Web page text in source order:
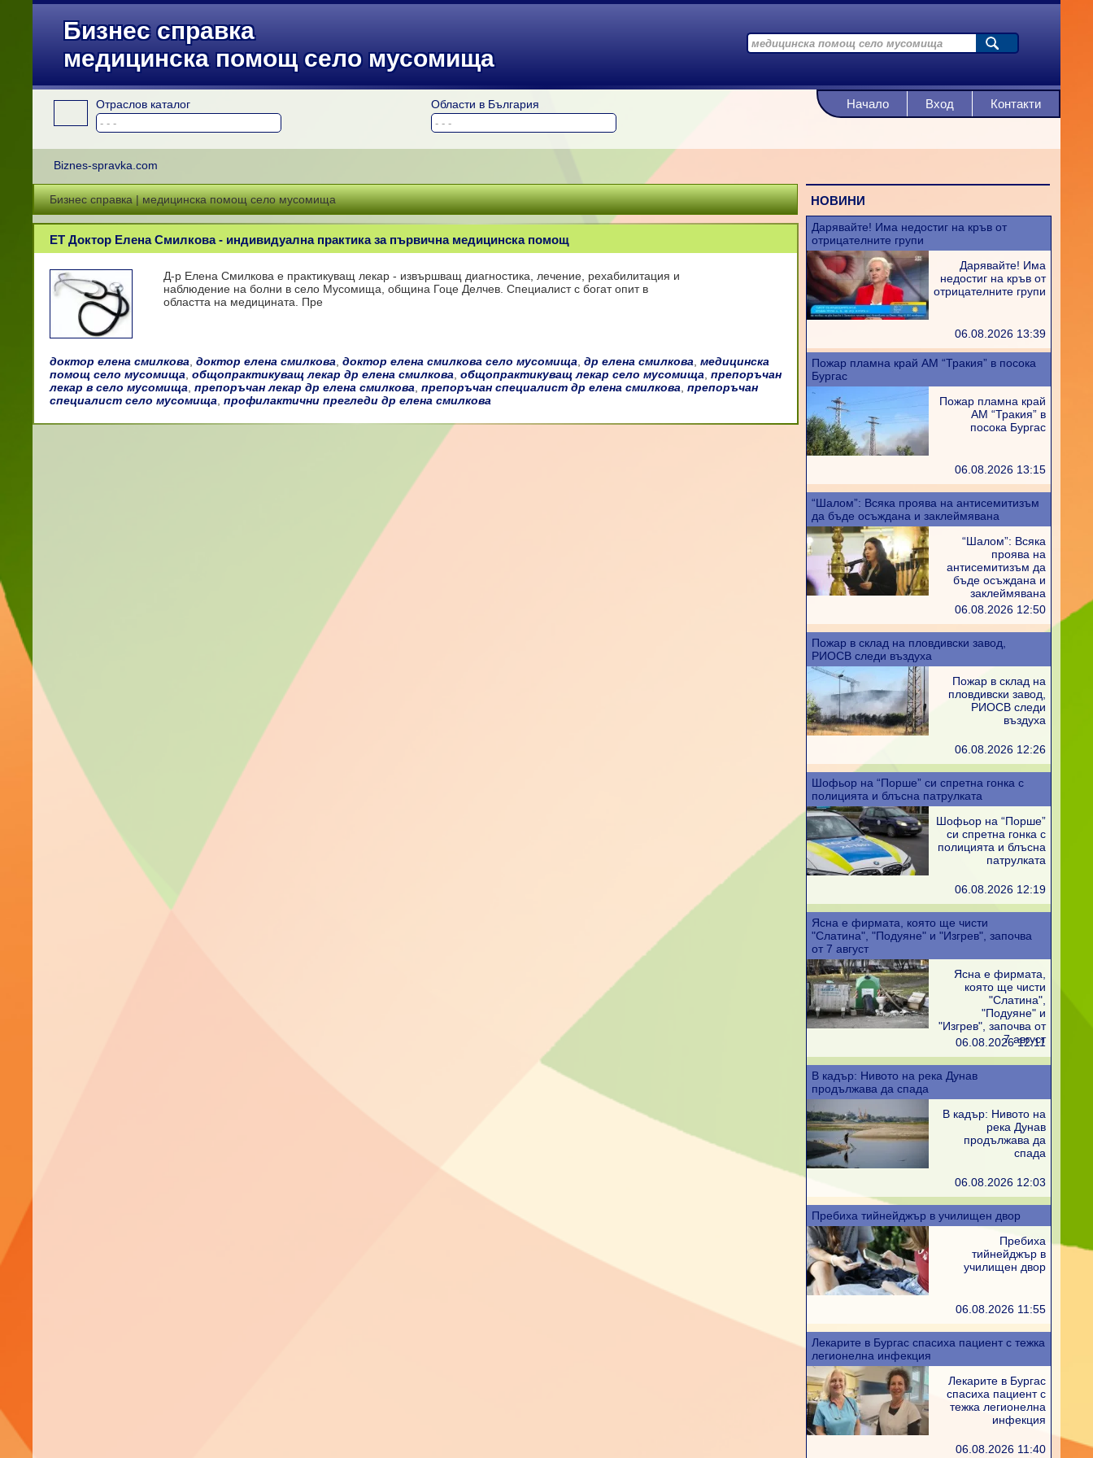
Бизнес справка
медицинска помощ село мусомища
Отраслов каталог Области в България Начало Вход Контакти
Biznes-spravka.com
Бизнес справка | медицинска помощ село мусомища
ЕТ Доктор Елена Смилкова - индивидуална практика за първична медицинска помощ
Д-р Елена Смилкова е практикуващ лекар - извършващ диагностика, лечение, рехабилитация и
наблюдение на болни в село Мусомища, община Гоце Делчев. Специалист с богат опит в
областта на медицината. Пре
доктор елена смилкова ,доктор елена смилкова ,доктор елена смилкова село мусомища ,др елена смилкова ,медицинска
помощ село мусомища ,общопрактикуващ лекар др елена смилкова ,общопрактикуващ лекар село мусомища ,препоръчан
лекар в село мусомища ,препоръчан лекар др елена смилкова ,препоръчан специалист др елена смилкова ,препоръчан
специалист село мусомища ,профилактични прегледи др елена смилкова
НОВИНИ
Дарявайте! Има недостиг на кръв от
отрицателните групи
Дарявайте! Има
недостиг на кръв от
отрицателните групи
06.08.2026 13:39
Пожар пламна край АМ “Тракия” в посока
Бургас
Пожар пламна край
АМ “Тракия” в
посока Бургас
06.08.2026 13:15
“Шалом”: Всяка проява на антисемитизъм
да бъде осъждана и заклеймявана
“Шалом”: Всяка
проява на
антисемитизъм да
бъде осъждана и
заклеймявана
06.08.2026 12:50
Пожар в склад на пловдивски завод,
РИОСВ следи въздуха
Пожар в склад на
пловдивски завод,
РИОСВ следи
въздуха
06.08.2026 12:26
Шофьор на “Порше” си спретна гонка с
полицията и блъсна патрулката
Шофьор на “Порше”
си спретна гонка с
полицията и блъсна
патрулката
06.08.2026 12:19
Ясна е фирмата, която ще чисти
"Слатина", "Подуяне" и "Изгрев", започва
от 7 август
Ясна е фирмата,
която ще чисти
"Слатина",
"Подуяне" и
"Изгрев", започва от
7 август
06.08.2026 12:11
В кадър: Нивото на река Дунав
продължава да спада
В кадър: Нивото на
река Дунав
продължава да
спада
06.08.2026 12:03
Пребиха тийнейджър в училищен двор
Пребиха
тийнейджър в
училищен двор
06.08.2026 11:55
Лекарите в Бургас спасиха пациент с тежка
легионелна инфекция
Лекарите в Бургас
спасиха пациент с
тежка легионелна
инфекция
06.08.2026 11:40